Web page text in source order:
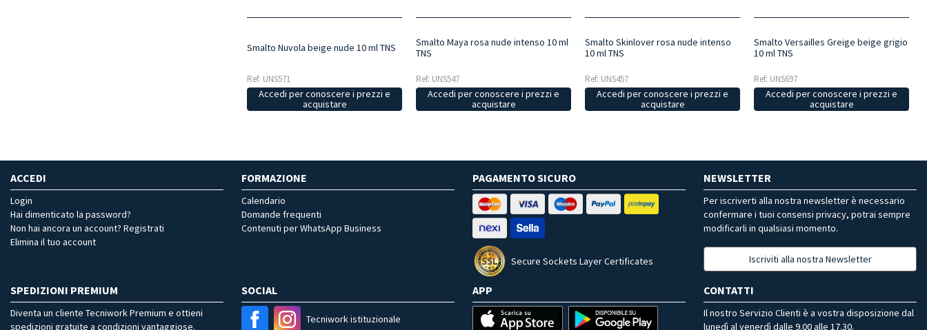
Smalto Nuvola beige nude 10 ml TNS
Ref: UNS571
Accedi per conoscere i prezzi e
acquistare
Smalto Maya rosa nude intenso 10 ml
TNS
Ref: UNS547
Accedi per conoscere i prezzi e
acquistare
Smalto Skinlover rosa nude intenso
10 ml TNS
Ref: UNS457
Accedi per conoscere i prezzi e
acquistare
Smalto Versailles Greige beige grigio
10 ml TNS
Ref: UNS697
Accedi per conoscere i prezzi e
acquistare
ACCEDI
Login
Hai dimenticato la password?
Non hai ancora un account? Registrati
Elimina il tuo account
FORMAZIONE
Calendario
Domande frequenti
Contenuti per WhatsApp Business
PAGAMENTO SICURO
Secure Sockets Layer Certificates
NEWSLETTER
Per iscriverti alla nostra newsletter è necessario
confermare i tuoi consensi privacy, potrai sempre
modificarli in qualsiasi momento.
Iscriviti alla nostra Newsletter
SPEDIZIONI PREMIUM
Diventa un cliente Tecniwork Premium e ottieni
spedizioni gratuite a condizioni vantaggiose.
SOCIAL
Tecniwork istituzionale
APP CONTATTI
Il nostro Servizio Clienti è a vostra disposizione dal
lunedì al venerdì dalle 9.00 alle 17.30.